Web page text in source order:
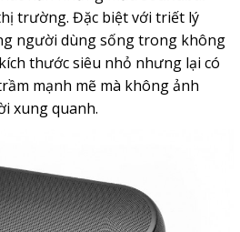
trường. Đặc biệt với triết lý
người dùng sống trong không
thước siêu nhỏ nhưng lại có
mạnh mẽ mà không ảnh
xung quanh.